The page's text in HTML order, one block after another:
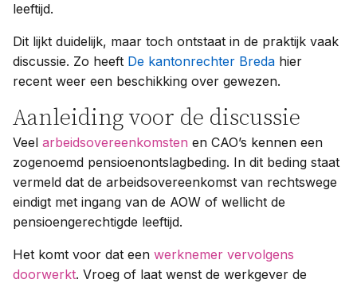
leeftijd.
Dit lijkt duidelijk, maar toch ontstaat in de praktijk vaak
discussie. Zo heeft De kantonrechter Breda hier
recent weer een beschikking over gewezen.
Aanleiding voor de discussie
Veel arbeidsovereenkomsten en CAO’s kennen een
zogenoemd pensioenontslagbeding. In dit beding staat
vermeld dat de arbeidsovereenkomst van rechtswege
eindigt met ingang van de AOW of wellicht de
pensioengerechtigde leeftijd.
Het komt voor dat een werknemer vervolgens
doorwerkt. Vroeg of laat wenst de werkgever de